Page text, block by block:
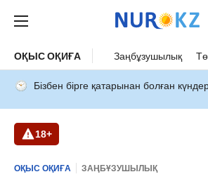
ОҚЫС ОҚИҒА Заңбұзушылық
Бізбен бірге қатарынан болған
18+
ОҚЫС ОҚИҒА ЗАҢБҰЗУШЫЛЫҚ